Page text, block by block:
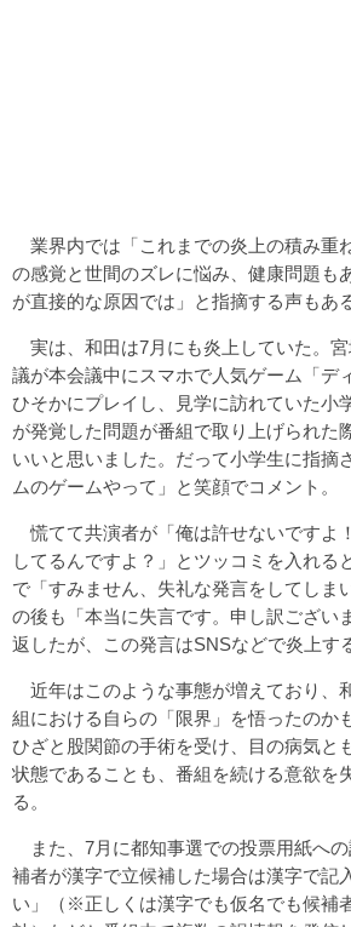
業界内では「これまでの炎上の積み重
の感覚と世間のズレに悩み、健康問題も
が直接的な原因では」と指摘する声もある
実は、和田は7月にも炎上していた。
議が本会議中にスマホで人気ゲーム「デ
ひそかにプレイし、見学に訪れていた小
が発覚した問題が番組で取り上げられた
いいと思いました。だって小学生に指摘
ムのゲームやって」と笑顔でコメント。
慌てて共演者が「俺は許せないですよ
してるんですよ？」とツッコミを入れる
で「すみません、失礼な発言をしてしま
の後も「本当に失言です。申し訳ござい
返したが、この発言はSNSなどで炎上す
近年はこのような事態が増えており、
組における自らの「限界」を悟ったのか
ひざと股関節の手術を受け、目の病気と
状態であることも、番組を続ける意欲を
る。
また、7月に都知事選での投票用紙へ
補者が漢字で立候補した場合は漢字で記
い」（※正しくは漢字でも仮名でも候補